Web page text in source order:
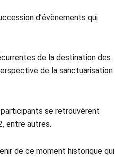
d’évènements qui
de la destination des
de la sanctuarisation
se retrouvèrent
entre autres.
de ce moment historique qui